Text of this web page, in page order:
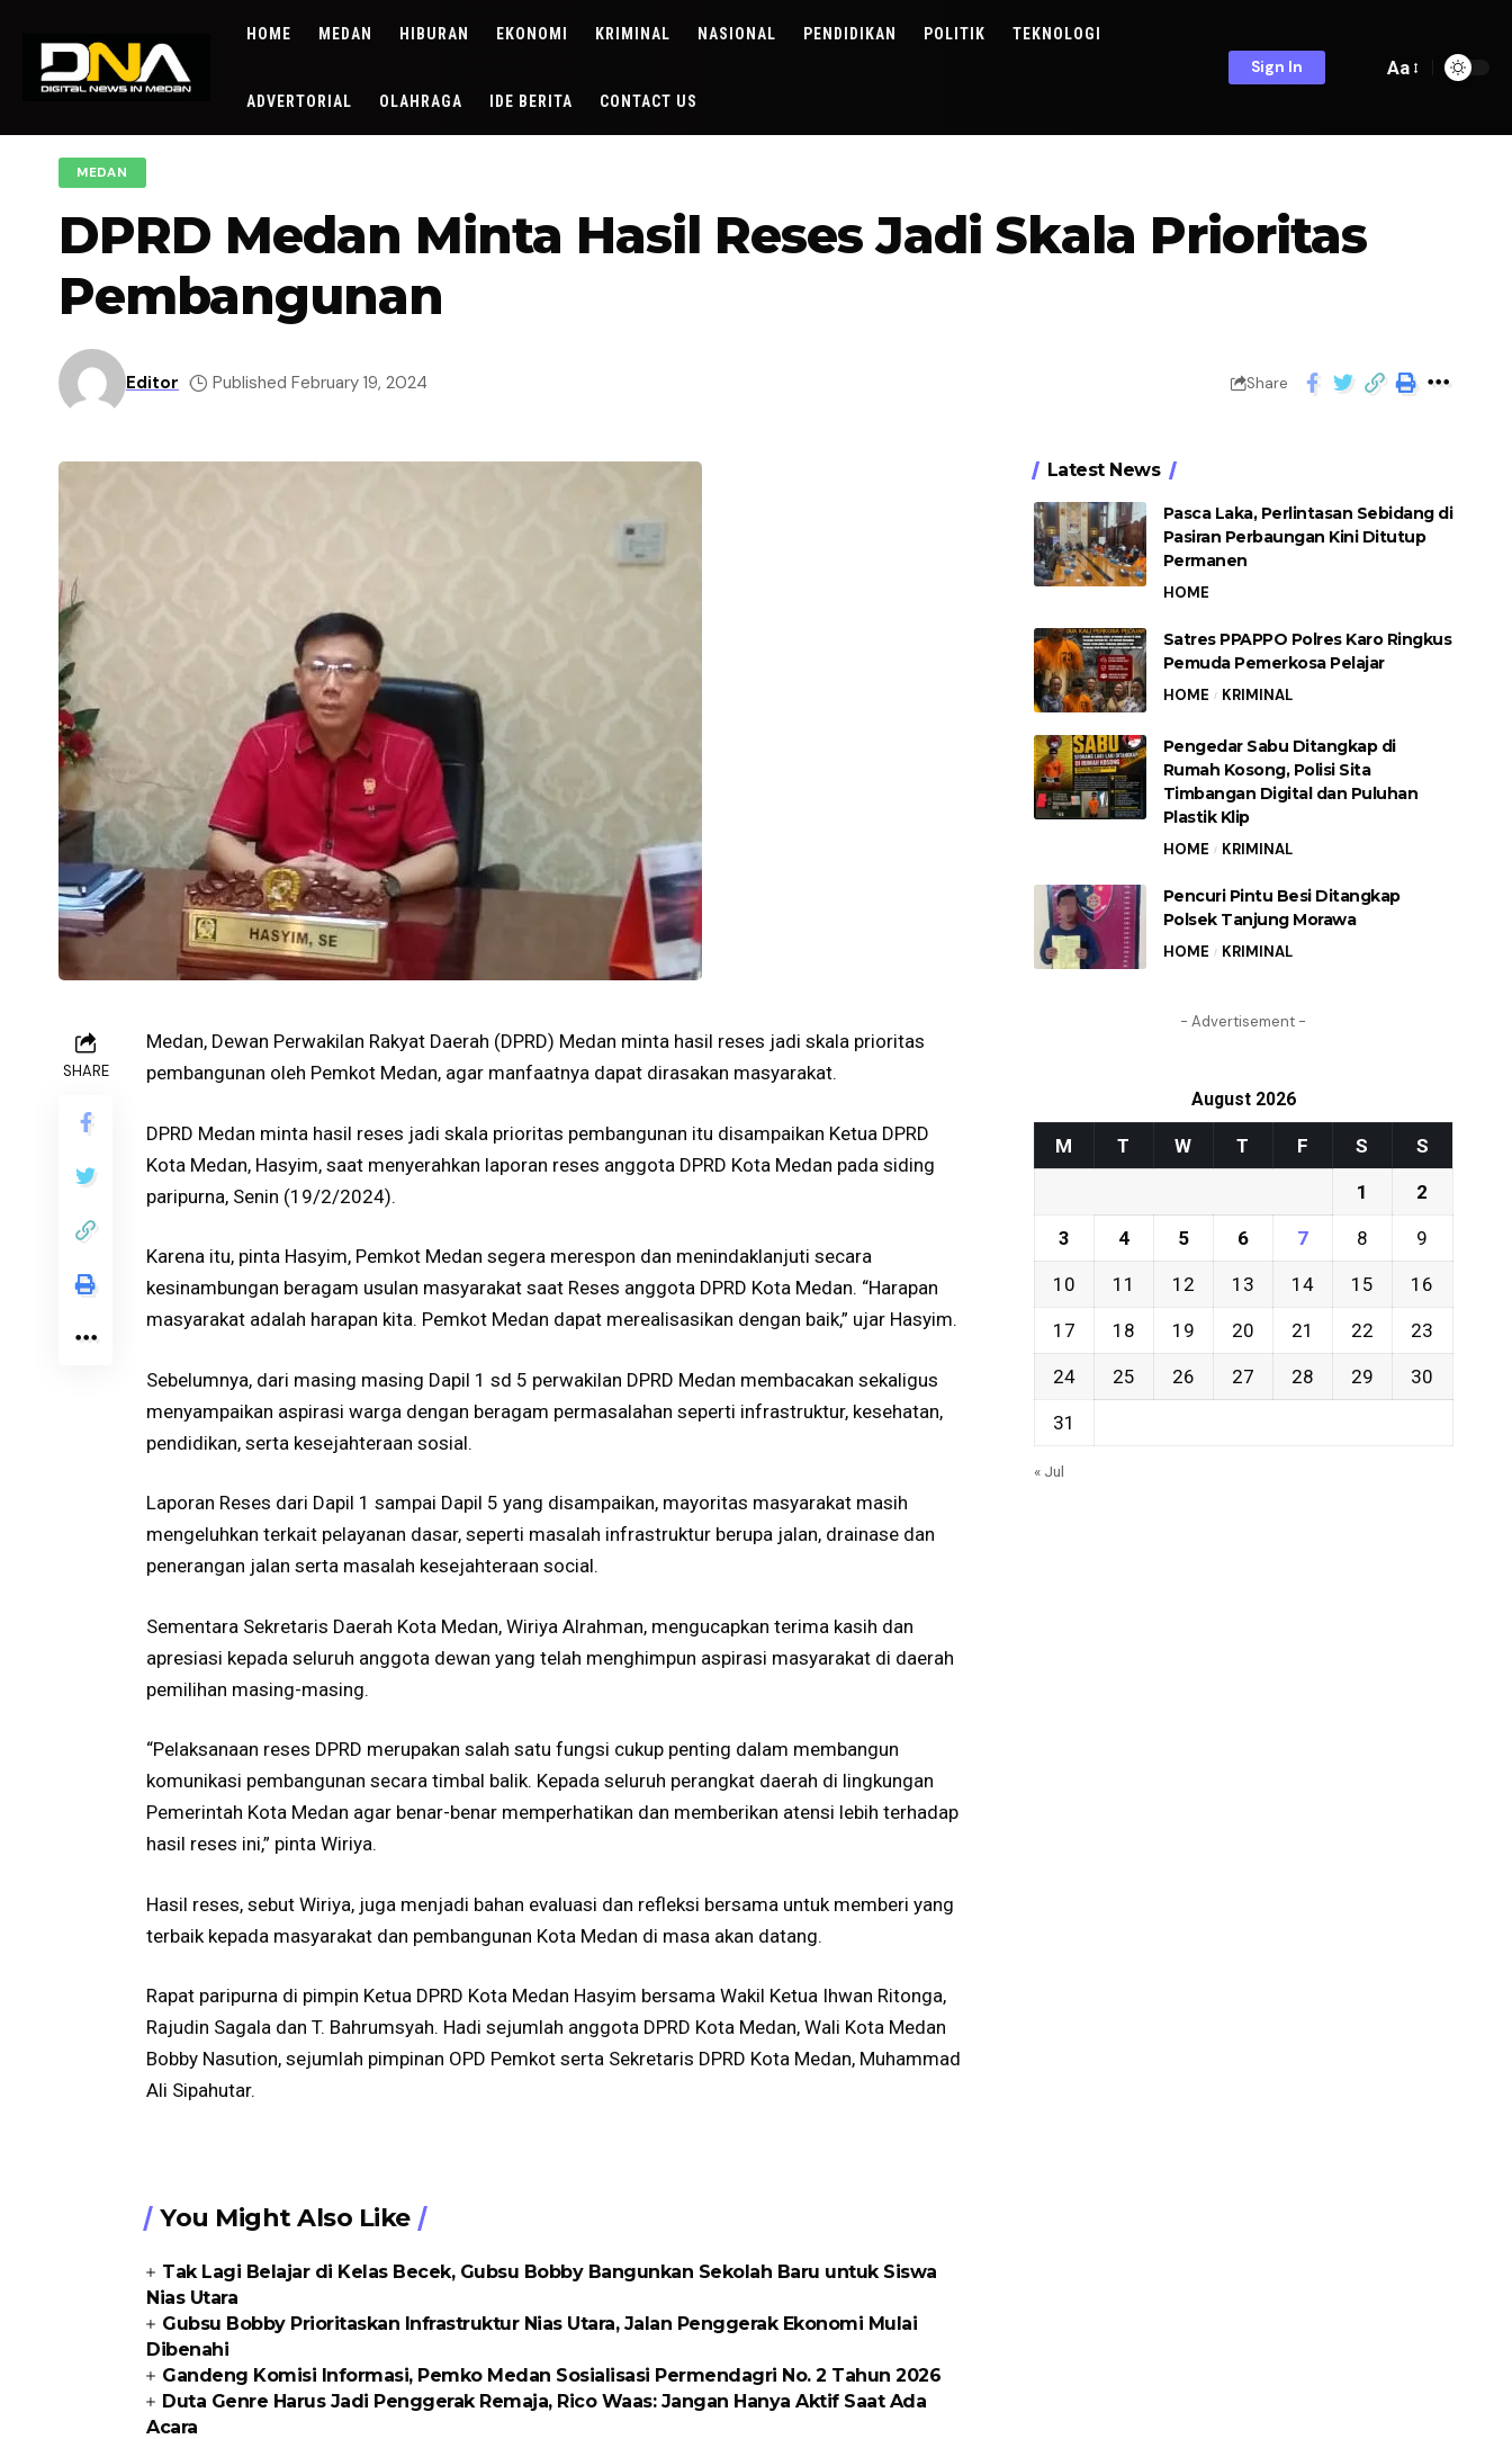
HOME MEDAN HIBURAN EKONOMI KRIMINAL NASIONAL PENDIDIKAN POLITIK TEKNOLOGI
ADVERTORIAL OLAHRAGA IDE BERITA CONTACT US
Sign In Aa
MEDAN
DPRD Medan Minta Hasil Reses Jadi Skala Prioritas
Pembangunan
Editor Published February 19, 2024 Share
SHARE
Medan, Dewan Perwakilan Rakyat Daerah (DPRD) Medan minta hasil reses jadi skala prioritas
pembangunan oleh Pemkot Medan, agar manfaatnya dapat dirasakan masyarakat.
DPRD Medan minta hasil reses jadi skala prioritas pembangunan itu disampaikan Ketua DPRD
Kota Medan, Hasyim, saat menyerahkan laporan reses anggota DPRD Kota Medan pada siding
paripurna, Senin (19/2/2024).
Karena itu, pinta Hasyim, Pemkot Medan segera merespon dan menindaklanjuti secara
kesinambungan beragam usulan masyarakat saat Reses anggota DPRD Kota Medan. “Harapan
masyarakat adalah harapan kita. Pemkot Medan dapat merealisasikan dengan baik,” ujar Hasyim.
Sebelumnya, dari masing masing Dapil 1 sd 5 perwakilan DPRD Medan membacakan sekaligus
menyampaikan aspirasi warga dengan beragam permasalahan seperti infrastruktur, kesehatan,
pendidikan, serta kesejahteraan sosial.
Laporan Reses dari Dapil 1 sampai Dapil 5 yang disampaikan, mayoritas masyarakat masih
mengeluhkan terkait pelayanan dasar, seperti masalah infrastruktur berupa jalan, drainase dan
penerangan jalan serta masalah kesejahteraan social.
Sementara Sekretaris Daerah Kota Medan, Wiriya Alrahman, mengucapkan terima kasih dan
apresiasi kepada seluruh anggota dewan yang telah menghimpun aspirasi masyarakat di daerah
pemilihan masing-masing.
“Pelaksanaan reses DPRD merupakan salah satu fungsi cukup penting dalam membangun
komunikasi pembangunan secara timbal balik. Kepada seluruh perangkat daerah di lingkungan
Pemerintah Kota Medan agar benar-benar memperhatikan dan memberikan atensi lebih terhadap
hasil reses ini,” pinta Wiriya.
Hasil reses, sebut Wiriya, juga menjadi bahan evaluasi dan refleksi bersama untuk memberi yang
terbaik kepada masyarakat dan pembangunan Kota Medan di masa akan datang.
Rapat paripurna di pimpin Ketua DPRD Kota Medan Hasyim bersama Wakil Ketua Ihwan Ritonga,
Rajudin Sagala dan T. Bahrumsyah. Hadi sejumlah anggota DPRD Kota Medan, Wali Kota Medan
Bobby Nasution, sejumlah pimpinan OPD Pemkot serta Sekretaris DPRD Kota Medan, Muhammad
Ali Sipahutar.
You Might Also Like
Tak Lagi Belajar di Kelas Becek, Gubsu Bobby Bangunkan Sekolah Baru untuk Siswa
Nias Utara
Gubsu Bobby Prioritaskan Infrastruktur Nias Utara, Jalan Penggerak Ekonomi Mulai
Dibenahi
Gandeng Komisi Informasi, Pemko Medan Sosialisasi Permendagri No. 2 Tahun 2026
Duta Genre Harus Jadi Penggerak Remaja, Rico Waas: Jangan Hanya Aktif Saat Ada
Acara
Latest News
Pasca Laka, Perlintasan Sebidang di
Pasiran Perbaungan Kini Ditutup
Permanen
HOME
Satres PPAPPO Polres Karo Ringkus
Pemuda Pemerkosa Pelajar
HOME KRIMINAL
Pengedar Sabu Ditangkap di
Rumah Kosong, Polisi Sita
Timbangan Digital dan Puluhan
Plastik Klip
HOME KRIMINAL
Pencuri Pintu Besi Ditangkap
Polsek Tanjung Morawa
HOME KRIMINAL
- Advertisement -
August 2026
M T W T F S S
1 2
3 4 5 6 7 8 9
10 11 12 13 14 15 16
17 18 19 20 21 22 23
24 25 26 27 28 29 30
31
« Jul